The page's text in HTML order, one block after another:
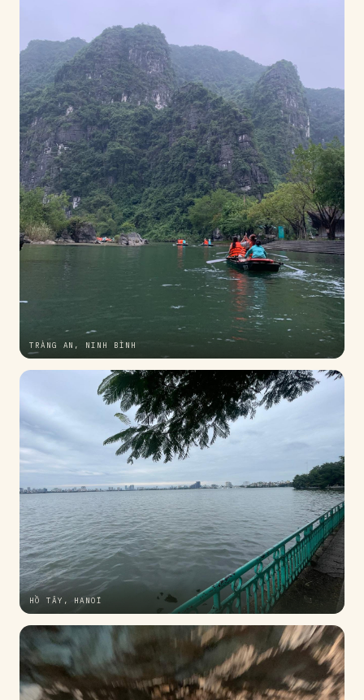
TRÀNG AN, NINH BÌNH
HỒ TÂY, HANOÏ